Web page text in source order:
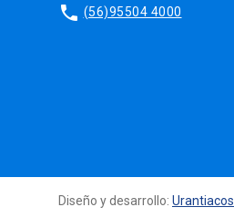
phone (56)95504 4000
Diseño y desarrollo: Urantiacos